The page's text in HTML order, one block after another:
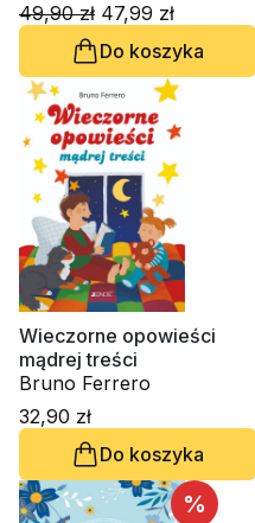
49,90 zł 47,99 zł
Do koszyka
Wieczorne opowieści
mądrej treści
Bruno Ferrero
32,90 zł
Do koszyka
%